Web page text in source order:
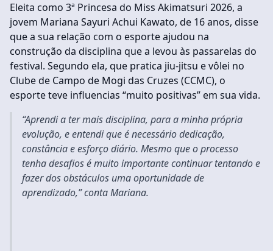
Eleita como 3ª Princesa do Miss Akimatsuri 2026, a
jovem Mariana Sayuri Achui Kawato, de 16 anos, disse
que a sua relação com o esporte ajudou na
construção da disciplina que a levou às passarelas do
festival. Segundo ela, que pratica jiu-jitsu e vôlei no
Clube de Campo de Mogi das Cruzes (CCMC), o
esporte teve influencias “muito positivas” em sua vida.
“Aprendi a ter mais disciplina, para a minha própria
evolução, e entendi que é necessário dedicação,
constância e esforço diário. Mesmo que o processo
tenha desafios é muito importante continuar tentando e
fazer dos obstáculos uma oportunidade de
aprendizado,” conta Mariana.